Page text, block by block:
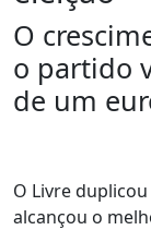
O
o partido
de um
O Livre
alcançou o